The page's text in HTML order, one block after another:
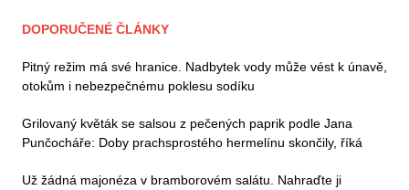
DOPORUČENÉ ČLÁNKY
Pitný režim má své hranice. Nadbytek vody může vést k únavě,
otokům i nebezpečnému poklesu sodíku
Grilovaný květák se salsou z pečených paprik podle Jana
Punčocháře: Doby prachsprostého hermelínu skončily, říká
Už žádná majonéza v bramborovém salátu. Nahraďte ji